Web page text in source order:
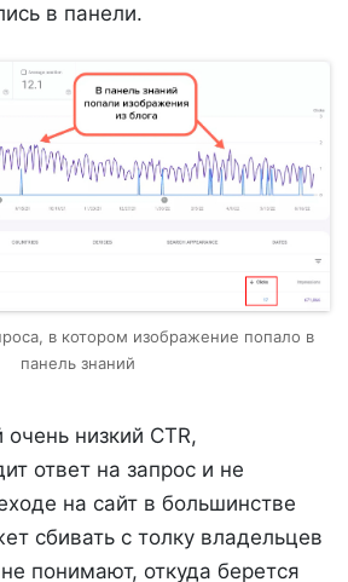
в панели.
в котором изображение попало в
панель знаний
низкий CTR,
ответ на запрос и не
на сайт в большинстве
сбивать с толку владельцев
понимают, откуда берется